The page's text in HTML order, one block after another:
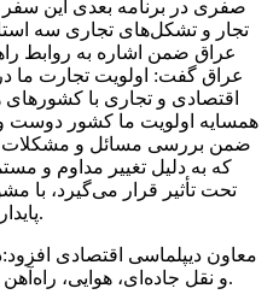
صفری در برنامه بعدی این
تجار و تشکل‌های تجاری سه
عراق ضمن اشاره به روابط
عراق گفت: اولویت تجارت ما
اقتصادی و تجاری با
همسایه اولویت ما کشور دوست و
ضمن بررسی مسائل و مشکلات
که به دلیل تغییر مداوم و
تحت تأثیر قرار می‌گیرد، با
پایداری را برای حل مشکلات پیدا کنیم.
معاون دیپلماسی اقتصادی
و نقل جاده‌ای، هوایی، راه‌آهن و دریایی بسیار حائز اهمیت است.